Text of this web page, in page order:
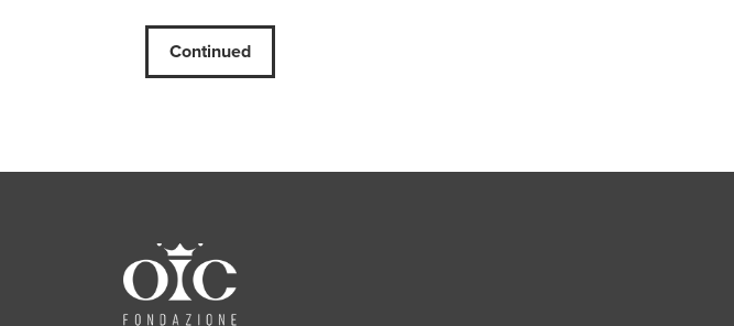
Continued